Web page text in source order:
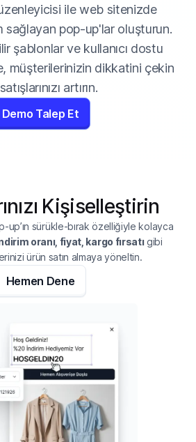
ile web sitenizde
sağlayan pop-up'lar oluşturun.
şablonlar ve kullanıcı dostu
müşterilerinizin dikkatini çekin
artırın.
Demo Talep Et
Kişiselleştirin
up’ın sürükle-bırak özelliğiyle kolayca
oranı, fiyat, kargo fırsatıgibi
ürün satın almaya yöneltin.
Hemen Dene